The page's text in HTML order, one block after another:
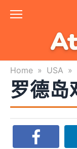
Skip
Home » USA »
罗德岛